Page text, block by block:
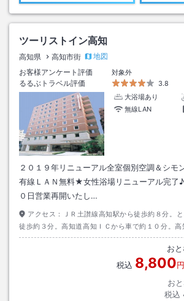
ツーリストイン高知
高知県 高知市街
地図
お客様アンケート評価
対象外
るるぶトラベル評価
3.8
大浴場あり
無線LAN
２０１９年リニューアル全室個別空調＆シモ
有線ＬＡＮ無料★女性浴場リニューアル完了
０日営業再開いたし…
アクセス：
ＪＲ土讃線高知駅から徒歩約８分。
徒歩約３分。高知道高知ＩＣから車で約１０分。高
３０分。
お
税込 8,800円
お
税込